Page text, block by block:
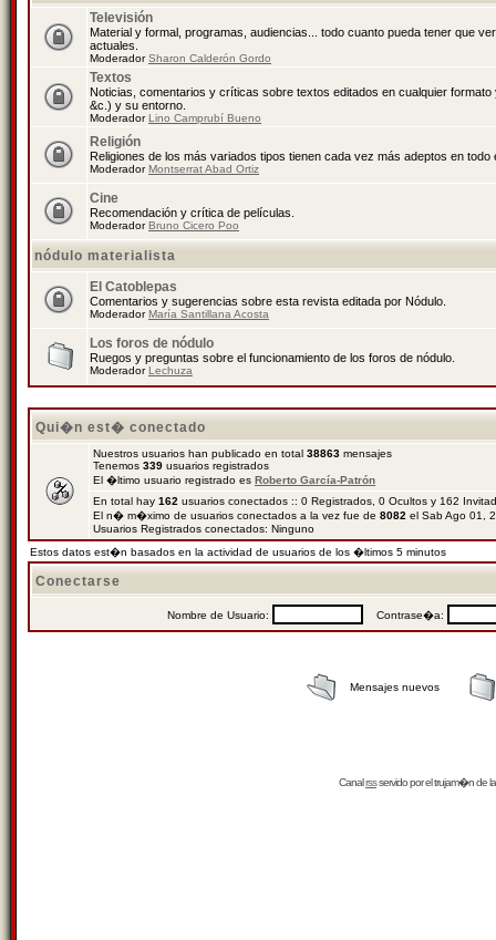
Televisión
Material y formal, programas, audiencias... todo cuanto pueda tener que
actuales.
ModeradorSharon Calderón Gordo
Textos
Noticias, comentarios y críticas sobre textos editados en cualquier
&c.) y su entorno.
ModeradorLino Camprubí Bueno
Religión
Religiones de los más variados tipos tienen cada vez más adeptos en todo
ModeradorMontserrat Abad Ortiz
Cine
Recomendación y crítica de películas.
ModeradorBruno Cicero Poo
nódulo materialista
El Catoblepas
Comentarios y sugerencias sobre esta revista editada por Nódulo.
ModeradorMaría Santillana Acosta
Los foros de nódulo
Ruegos y preguntas sobre el funcionamiento de los foros de nódulo.
ModeradorLechuza
Qui�n est� conectado
Nuestros usuarios han publicado en total 38863 mensajes
Tenemos 339 usuarios registrados
El �ltimo usuario registrado es Roberto García-Patrón
En total hay 162 usuarios conectados :: 0 Registrados, 0 Ocultos y 162
El n� m�ximo de usuarios conectados a la vez fue de 8082 el Sab Ago 01,
Usuarios Registrados conectados: Ninguno
Estos datos est�n basados en la actividad de usuarios de los �ltimos 5 minutos
Conectarse
Nombre de Usuario: Contrase�a:
Mensajes nuevos
Canalrssservido por eltrujam�nde